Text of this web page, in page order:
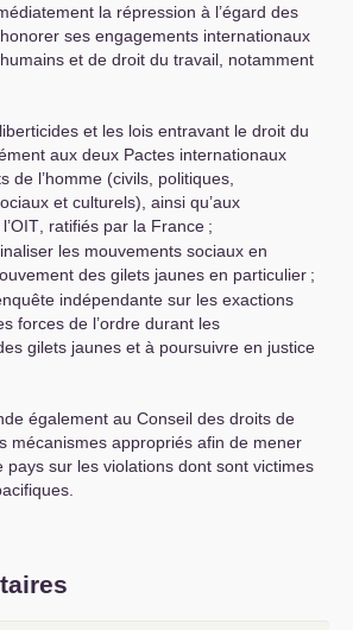
la répression à l’égard des
ses engagements internationaux
et de droit du travail, notamment
et les lois entravant le droit du
aux deux Pactes internationaux
de l’homme (civils, politiques,
et culturels), ainsi qu’aux
OIT, ratifiés par la France ;
les mouvements sociaux en
des gilets jaunes en particulier ;
indépendante sur les exactions
forces de l’ordre durant les
gilets jaunes et à poursuivre en justice
également au Conseil des droits de
mécanismes appropriés afin de mener
pays sur les violations dont sont victimes